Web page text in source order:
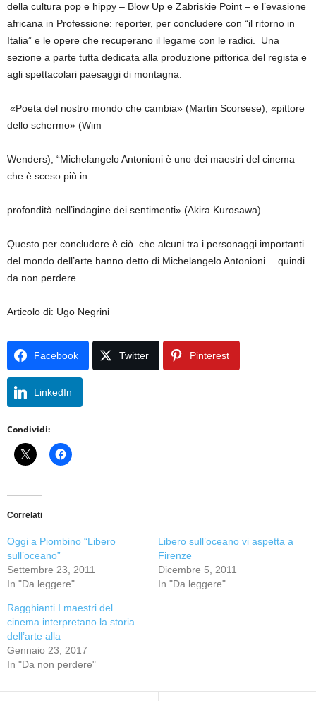
della cultura pop e hippy – Blow Up e Zabriskie Point – e l’evasione
africana in Professione: reporter, per concludere con “il ritorno in
Italia” e le opere che recuperano il legame con le radici. Una
sezione a parte tutta dedicata alla produzione pittorica del regista e
agli spettacolari paesaggi di montagna.
«Poeta del nostro mondo che cambia» (Martin Scorsese), «pittore
dello schermo» (Wim
Wenders), “Michelangelo Antonioni è uno dei maestri del cinema
che è sceso più in
profondità nell’indagine dei sentimenti» (Akira Kurosawa).
Questo per concludere è ciò che alcuni tra i personaggi importanti
del mondo dell’arte hanno detto di Michelangelo Antonioni… quindi
da non perdere.
Articolo di: Ugo Negrini
Facebook Twitter Pinterest
LinkedIn
Condividi:
Correlati
Oggi a Piombino “Libero
sull’oceano”
Settembre 23, 2011
In "Da leggere"
Libero sull’oceano vi aspetta a
Firenze
Dicembre 5, 2011
In "Da leggere"
Ragghianti I maestri del
cinema interpretano la storia
dell’arte alla
Gennaio 23, 2017
In "Da non perdere"